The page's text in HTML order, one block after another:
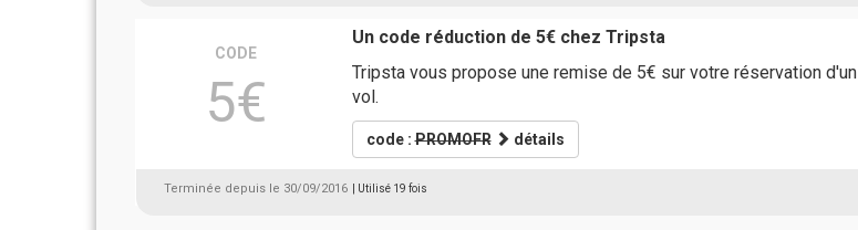
CODE
5€
Un code réduction de 5€ chez Tripsta
Tripsta vous propose une remise de 5€ sur votre réservation d'un
vol.
code :PROMOFR détails
Terminée depuis le 30/09/2016 | Utilisé 19 fois